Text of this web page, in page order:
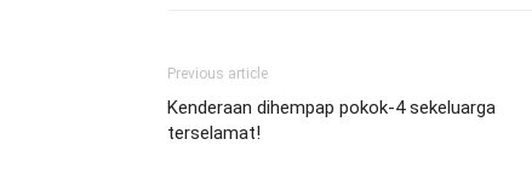
Previous article
Kenderaan dihempap pokok-4 sekeluarga
terselamat!